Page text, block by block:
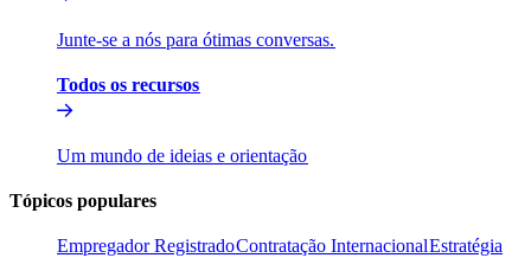
Junte-se a nós para ótimas conversas.​​
Todos os recursos​​
Um mundo de ideias e orientação​​
Tópicos populares​​
Empregador Registrado​​Contratação Internacional​​Estratégia